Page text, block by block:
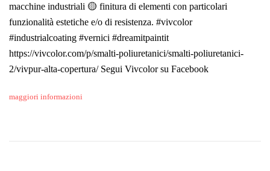
macchine industriali 🟡 finitura di elementi con particolari
funzionalità estetiche e/o di resistenza. #vivcolor
#industrialcoating #vernici #dreamitpaintit
https://vivcolor.com/p/smalti-poliuretanici/smalti-poliuretanici-
2/vivpur-alta-copertura/ Segui Vivcolor su Facebook
maggiori informazioni